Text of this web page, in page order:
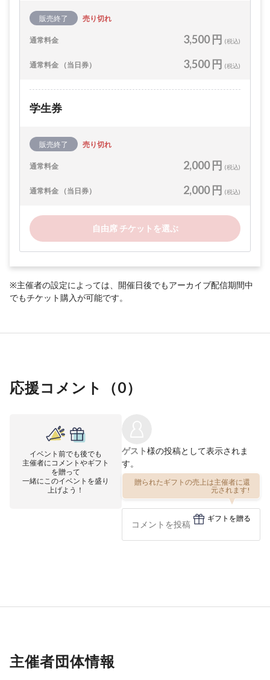
販売終了 売り切れ
通常料金 3,500 円 (税込)
通常料金 （当日券） 3,500 円 (税込)
学生券
販売終了 売り切れ
通常料金 2,000 円 (税込)
通常料金 （当日券） 2,000 円 (税込)
自由席 チケットを選ぶ
※主催者の設定によっては、開催日後でもアーカイブ配信期間中
でもチケット購入が可能です。
応援コメント（0）
イベント前でも後でも
主催者にコメントやギフト
を贈って
一緒にこのイベントを盛り
上げよう！
ゲスト様の投稿として表示されま
す。
贈られたギフトの売上は主催者に還
元されます!
ギフトを贈る
主催者団体情報